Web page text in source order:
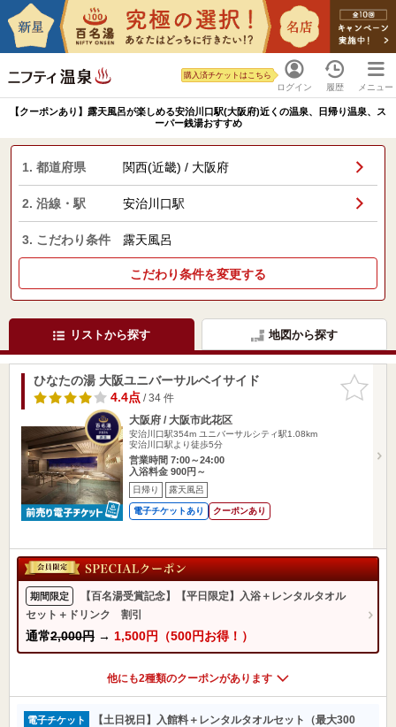
ログイン
購入済チケットはこちら
履歴 メニュー
【クーポンあり】露天風呂が楽しめる安治川口駅(大阪府)近くの温泉、日帰り温泉、ス
ーパー銭湯おすすめ
1. 都道府県 関西(近畿) / 大阪府
2. 沿線・駅 安治川口駅
3. こだわり条件 露天風呂
こだわり条件を変更する
リストから探す 地図から探す
お気に入
りに追加
ひなたの湯 大阪ユニバーサルベイサイド
4.4点/ 34 件
大阪府 / 大阪市此花区
安治川口駅354m ユニバーサルシティ駅1.08km
安治川口駅より徒歩5分
営業時間 7:00～24:00
入浴料金 900円～
日帰り 露天風呂
電子チケットあり クーポンあり
期間限定
【百名湯受賞記念】【平日限定】入浴＋レンタルタオル
セット＋ドリンク 割引
通常2,000円 → 1,500円（500円お得！）
他にも2種類のクーポンがあります
電子チケット
【土日祝日】入館料＋レンタルタオルセット（最大300